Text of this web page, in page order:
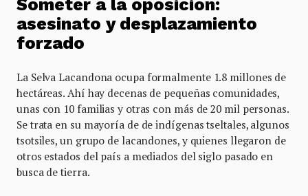
Someter a la oposición:
asesinato y desplazamiento
forzado
La Selva Lacandona ocupa formalmente 1.8 millones de
hectáreas. Ahí hay decenas de pequeñas comunidades,
unas con 10 familias y otras con más de 20 mil personas.
Se trata en su mayoría de de indígenas tseltales, algunos
tsotsiles, un grupo de lacandones, y quienes llegaron de
otros estados del país a mediados del siglo pasado en
busca de tierra.